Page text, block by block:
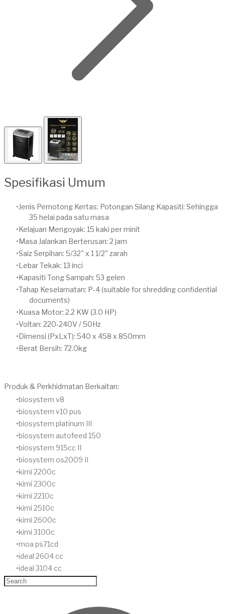
Spesifikasi Umum
Jenis Pemotong Kertas: Potongan Silang Kapasiti: Sehingga
35 helai pada satu masa
Kelajuan Mengoyak: 15 kaki per minit
Masa Jalankan Berterusan: 2 jam
Saiz Serpihan: 5/32" x 1 1/2" zarah
Lebar Tekak: 13 inci
Kapasiti Tong Sampah: 53 gelen
Tahap Keselamatan: P-4 (suitable for shredding confidential
documents)
Kuasa Motor: 2.2 KW (3.0 HP)
Voltan: 220-240V / 50Hz
Dimensi (PxLxT): 540 x 458 x 850mm
Berat Bersih: 72.0kg
Produk & Perkhidmatan Berkaitan:
biosystem v8
biosystem v10 pus
biosystem platinum III
biosystem autofeed 150
biosystem 915cc II
biosystem os2009 II
kimi 2200c
kimi 2300c
kimi 2210c
kimi 2510c
kimi 2600c
kimi 3100c
moa ps71cd
ideal 2604 cc
ideal 3104 cc